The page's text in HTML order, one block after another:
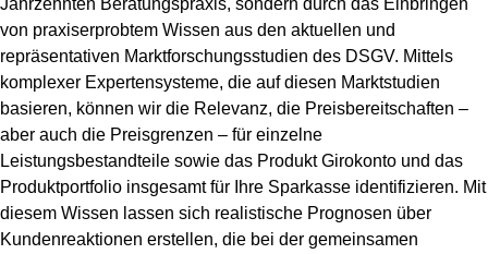
von praxiserprobtem Wissen aus den aktuellen und
repräsentativen Marktforschungsstudien des DSGV. Mittels
komplexer Expertensysteme, die auf diesen Marktstudien
basieren, können wir die Relevanz, die Preisbereitschaften –
aber auch die Preisgrenzen – für einzelne
Leistungsbestandteile sowie das Produkt Girokonto und das
Produktportfolio insgesamt für Ihre Sparkasse identifizieren. Mit
diesem Wissen lassen sich realistische Prognosen über
Kundenreaktionen erstellen, die bei der gemeinsamen